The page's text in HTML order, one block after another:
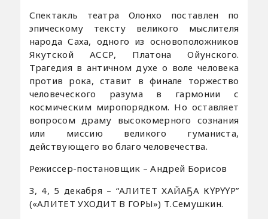
Спектакль театра Олонхо поставлен по
эпическому тексту великого мыслителя
народа Саха, одного из основоположников
Якутской АССР, Платона Ойунского.
Трагедия в античном духе о воле человека
против рока, ставит в финале торжество
человеческого разума в гармонии с
космическим миропорядком. Но оставляет
вопросом драму высокомерного сознания
или миссию великого гуманиста,
действующего во благо человечества.
Режиссер-постановщик – Андрей Борисов
3, 4, 5 декабря – “АЛИТЕТ ХАЙАҔА КҮРҮҮР”
(«АЛИТЕТ УХОДИТ В ГОРЫ») Т.Семушкин.